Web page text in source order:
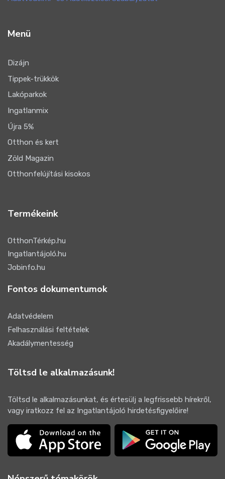
Menü
Dizájn
Tippek-trükkök
Lakóparkok
Ingatlanmix
Újra 5%
Otthon és kert
Zöld Magazin
Otthonfelújítási kisokos
Termékeink
OtthonTérkép.hu
Ingatlantájoló.hu
Jobinfo.hu
Fontos dokumentumok
Adatvédelem
Felhasználási feltételek
Akadálymentesség
Töltsd le alkalmazásunk!
Töltsd le alkalmazásunkat, és értesülj a legfrissebb hírekről,
vagy iratkozz fel az Ingatlantájoló hirdetésfigyelőire!